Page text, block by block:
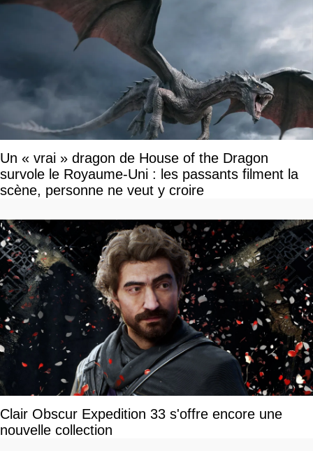
Un « vrai » dragon de House of the Dragon
survole le Royaume-Uni : les passants filment la
scène, personne ne veut y croire
Clair Obscur Expedition 33 s'offre encore une
nouvelle collection